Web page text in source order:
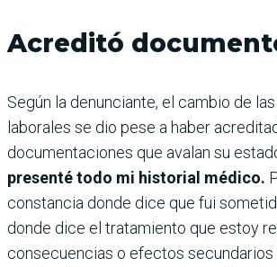
Acreditó
Según la denunciante, el cambio de
laborales se dio pese a haber
documentaciones que avalan su
presenté todo mi historial médico.
constancia donde dice que fui
donde dice el tratamiento que estoy
consecuencias o efectos secundarios